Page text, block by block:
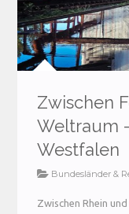
Zwischen
Weltraum
Westfalen
Bundesländer &
Zwischen Rhein